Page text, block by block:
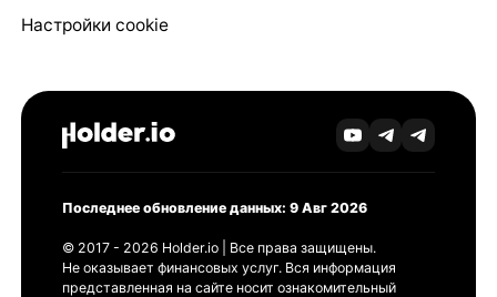
Настройки cookie
Последнее обновление данных: 9 Авг 2026
© 2017 - 2026 Holder.io | Все права защищены.
Не оказывает финансовых услуг. Вся информация
представленная на сайте носит ознакомительный